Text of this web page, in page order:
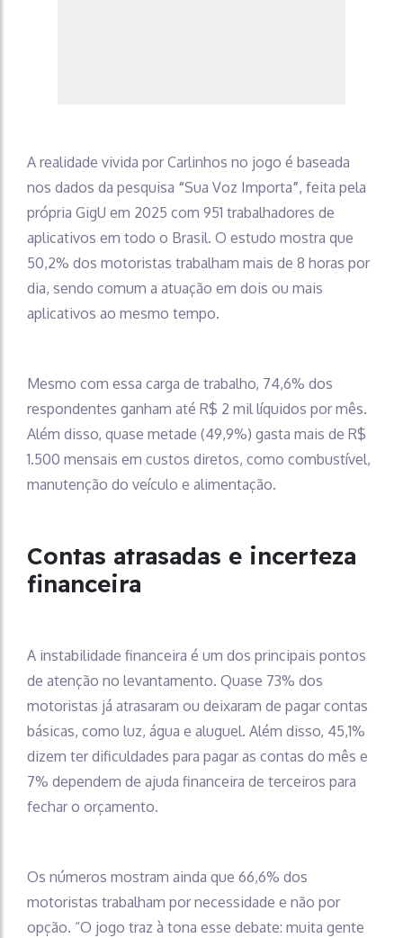
A realidade vivida por Carlinhos no jogo é baseada
nos dados da pesquisa “Sua Voz Importa”, feita pela
própria GigU em 2025 com 951 trabalhadores de
aplicativos em todo o Brasil. O estudo mostra que
50,2% dos motoristas trabalham mais de 8 horas por
dia, sendo comum a atuação em dois ou mais
aplicativos ao mesmo tempo.
Mesmo com essa carga de trabalho, 74,6% dos
respondentes ganham até R$ 2 mil líquidos por mês.
Além disso, quase metade (49,9%) gasta mais de R$
1.500 mensais em custos diretos, como combustível,
manutenção do veículo e alimentação.
Contas atrasadas e incerteza
financeira
A instabilidade financeira é um dos principais pontos
de atenção no levantamento. Quase 73% dos
motoristas já atrasaram ou deixaram de pagar contas
básicas, como luz, água e aluguel. Além disso, 45,1%
dizem ter dificuldades para pagar as contas do mês e
7% dependem de ajuda financeira de terceiros para
fechar o orçamento.
Os números mostram ainda que 66,6% dos
motoristas trabalham por necessidade e não por
opção. “O jogo traz à tona esse debate: muita gente